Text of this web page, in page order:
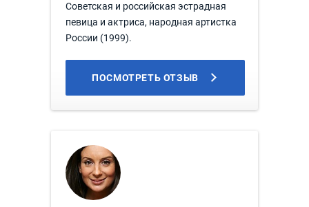
Советская и российская эстрадная
певица и актриса, народная артистка
России (1999).
ПОСМОТРЕТЬ ОТЗЫВ